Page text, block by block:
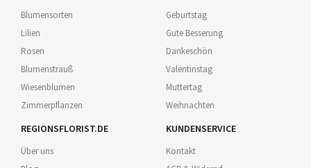
Blumensorten
Lilien
Rosen
Blumenstrauß
Wiesenblumen
Zimmerpflanzen
Geburtstag
Gute Besserung
Dankeschön
Valentinstag
Muttertag
Weihnachten
REGIONSFLORIST.DE
Über uns
KUNDENSERVICE
Kontakt